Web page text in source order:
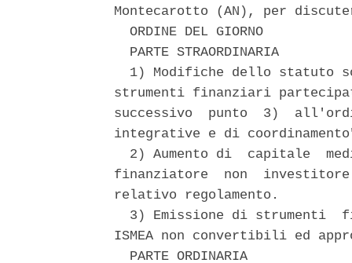
Montecarotto (AN), per
  ORDINE DEL GIORNO
  PARTE STRAORDINARIA
1) Modifiche dello statuto
strumenti finanziari
successivo  punto  3)
integrative e di
2) Aumento di  capitale
finanziatore  non
relativo regolamento.
3) Emissione di strumenti
ISMEA non convertibili ed
  PARTE ORDINARIA